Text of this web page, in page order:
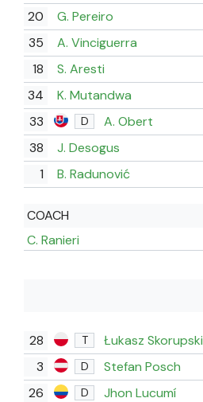
20
G. Pereiro
35
A. Vinciguerra
18
S. Aresti
34
K. Mutandwa
33
D
A. Obert
38
J. Desogus
1
B. Radunović
COACH
C. Ranieri
28 T Łukasz Skorupski
3 D Stefan Posch
26 D Jhon Lucumí